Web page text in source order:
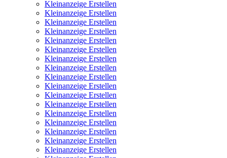
Kleinanzeige Erstellen
Kleinanzeige Erstellen
Kleinanzeige Erstellen
Kleinanzeige Erstellen
Kleinanzeige Erstellen
Kleinanzeige Erstellen
Kleinanzeige Erstellen
Kleinanzeige Erstellen
Kleinanzeige Erstellen
Kleinanzeige Erstellen
Kleinanzeige Erstellen
Kleinanzeige Erstellen
Kleinanzeige Erstellen
Kleinanzeige Erstellen
Kleinanzeige Erstellen
Kleinanzeige Erstellen
Kleinanzeige Erstellen